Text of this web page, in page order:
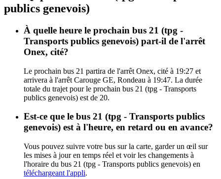
publics genevois)
À quelle heure le prochain bus 21 (tpg -
Transports publics genevois) part-il de l'arrêt
Onex, cité?
Le prochain bus 21 partira de l'arrêt Onex, cité à 19:27 et
arrivera à l'arrêt Carouge GE, Rondeau à 19:47. La durée
totale du trajet pour le prochain bus 21 (tpg - Transports
publics genevois) est de 20.
Est-ce que le bus 21 (tpg - Transports publics
genevois) est à l'heure, en retard ou en avance?
Vous pouvez suivre votre bus sur la carte, garder un œil sur
les mises à jour en temps réel et voir les changements à
l'horaire du bus 21 (tpg - Transports publics genevois) en
téléchargeant l'appli.